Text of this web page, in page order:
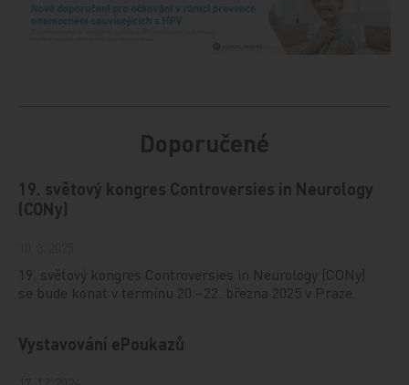
Doporučené
19. světový kongres Controversies in Neurology
(CONy)
19. světový kongres Controversies in Neurology (CONy)
se bude konat v termínu 20.–22. března 2025 v Praze.
Vystavování ePoukazů